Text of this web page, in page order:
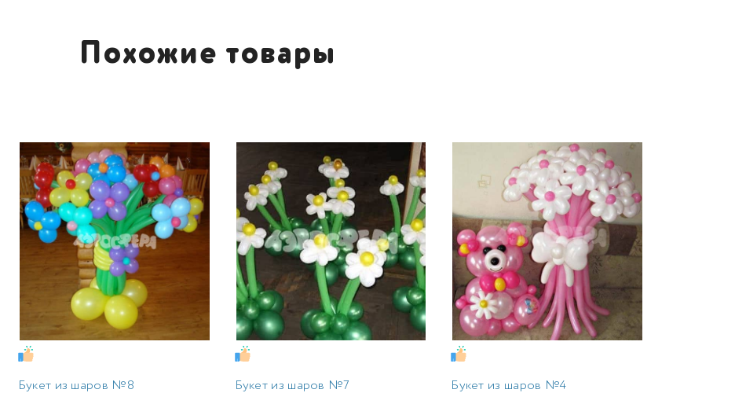
Похожие товары
Букет из шаров №8 Букет из шаров №7 Букет из шаров №4